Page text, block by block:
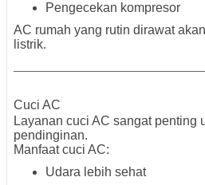
Pengecekan kompresor
AC rumah yang rutin dirawat
listrik.
Cuci AC
Layanan cuci AC sangat penting
pendinginan.
Manfaat cuci AC:
Udara lebih sehat